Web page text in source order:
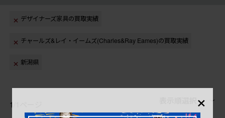
デザイナーズ家具の買取実績
チャールズ&レイ・イームズ(Charles&Ray Eames)の買取実績
新潟県
1/1ページ ×